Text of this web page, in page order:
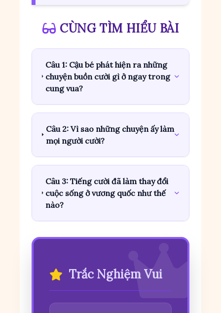
CÙNG TÌM HIỂU BÀI
Câu 1: Cậu bé phát hiện ra những
chuyện buồn cười gì ở ngay trong
cung vua?
Câu 2: Vì sao những chuyện ấy làm
mọi người cười?
Câu 3: Tiếng cười đã làm thay đổi
cuộc sống ở vương quốc như thế
nào?
Trắc Nghiệm Vui